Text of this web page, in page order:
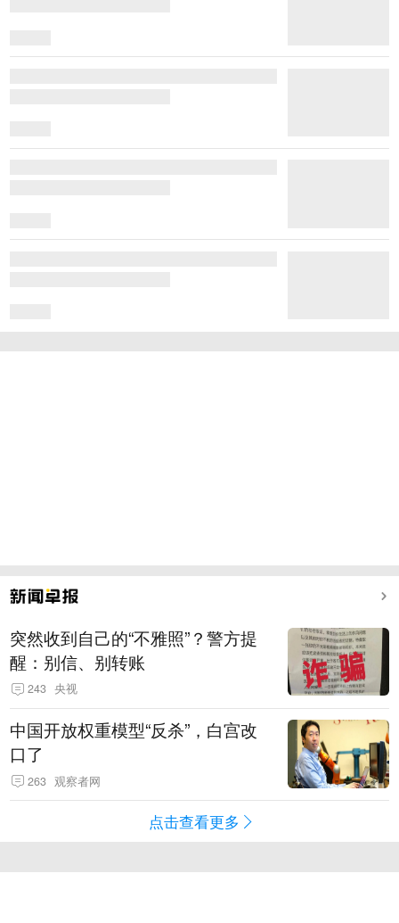
突然收到自己的“不雅照”？警方提
醒：别信、别转账
243 央视
中国开放权重模型“反杀”，白宫改
口了
263 观察者网
点击查看更多